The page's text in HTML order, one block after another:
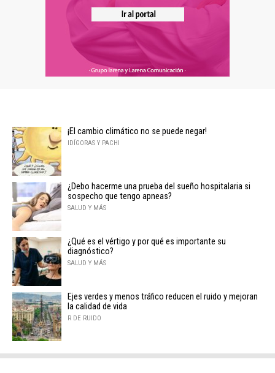
¡El cambio climático no se puede negar!
IDÍGORAS Y PACHI
¿Debo hacerme una prueba del sueño hospitalaria si
sospecho que tengo apneas?
SALUD Y MÁS
¿Qué es el vértigo y por qué es importante su
diagnóstico?
SALUD Y MÁS
Ejes verdes y menos tráfico reducen el ruido y mejoran
la calidad de vida
R DE RUIDO